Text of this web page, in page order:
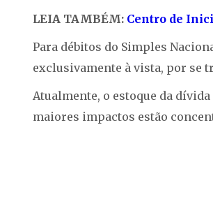
LEIA TAMBÉM: Centro de
Para débitos do Simples
exclusivamente à vista, por se
Atualmente, o estoque da dívida
maiores impactos estão